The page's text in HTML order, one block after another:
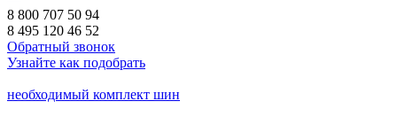
8 800 707 50 94
8 495 120 46 52
Обратный звонок
Узнайте как подобрать
необходимый комплект шин